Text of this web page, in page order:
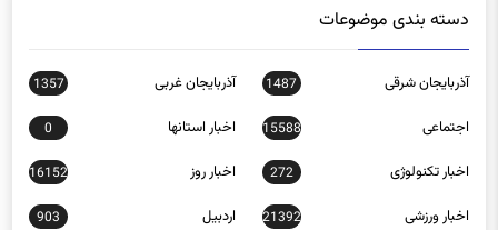
دسته بندی موضوعات
آذربایجان شرقی 1487 آذربایجان غربی 1357
اجتماعی 15588 اخبار استانها 0
اخبار تکنولوژی 272 اخبار روز 16152
اخبار ورزشی 21392 اردبیل 903